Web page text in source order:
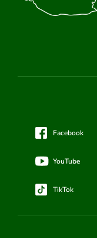
Facebook
YouTube
TikTok